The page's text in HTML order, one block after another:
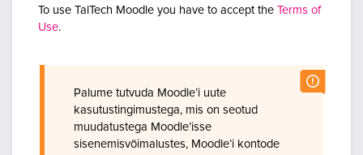
To use TalTech Moodle you have to accept the Terms of
Use.
Palume tutvuda Moodle’i uute
kasutustingimustega, mis on seotud
muudatustega Moodle’isse
sisenemisvõimalustes, Moodle’i kontode